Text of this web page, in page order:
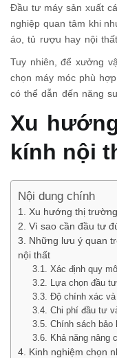
quan
trọng
khi
đầu
tư
sản
xuất
cánh
nội
Đầu tư máy sản xuất
nghiệp quan tâm khi
áo, tủ rượu hay nội
nhiều cơ hội cho các
Tuy nhiên, để xưởng
chọn máy móc phù
có thể dẫn đến năng
trọng trước khi đầu tư
Xu
kính nội
Nội dung chính
Xu hướng thị
Vì sao cần đầu tư
Những lưu ý quan
nội thất
Xác định quy
Lựa chọn đầu
Độ chính xác
Chi phí đầu tư
Chính sách bảo
Khả năng nâng
Kinh nghiệm chọn